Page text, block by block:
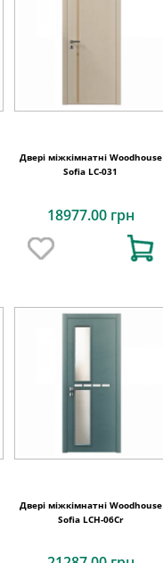
Двері міжкімнатні Woodhouse
Sofia LC-031
18977.00 грн
Двері міжкімнатні Woodhouse
Sofia LCH-06Cr